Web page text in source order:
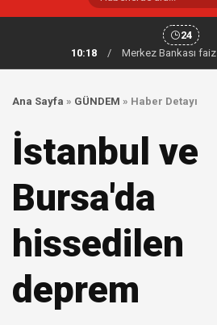
24
10:18
/ Merkez Bankası faiz
Ana Sayfa » GÜNDEM » Haber Detayı
İstanbul ve
Bursa'da
hissedilen
deprem